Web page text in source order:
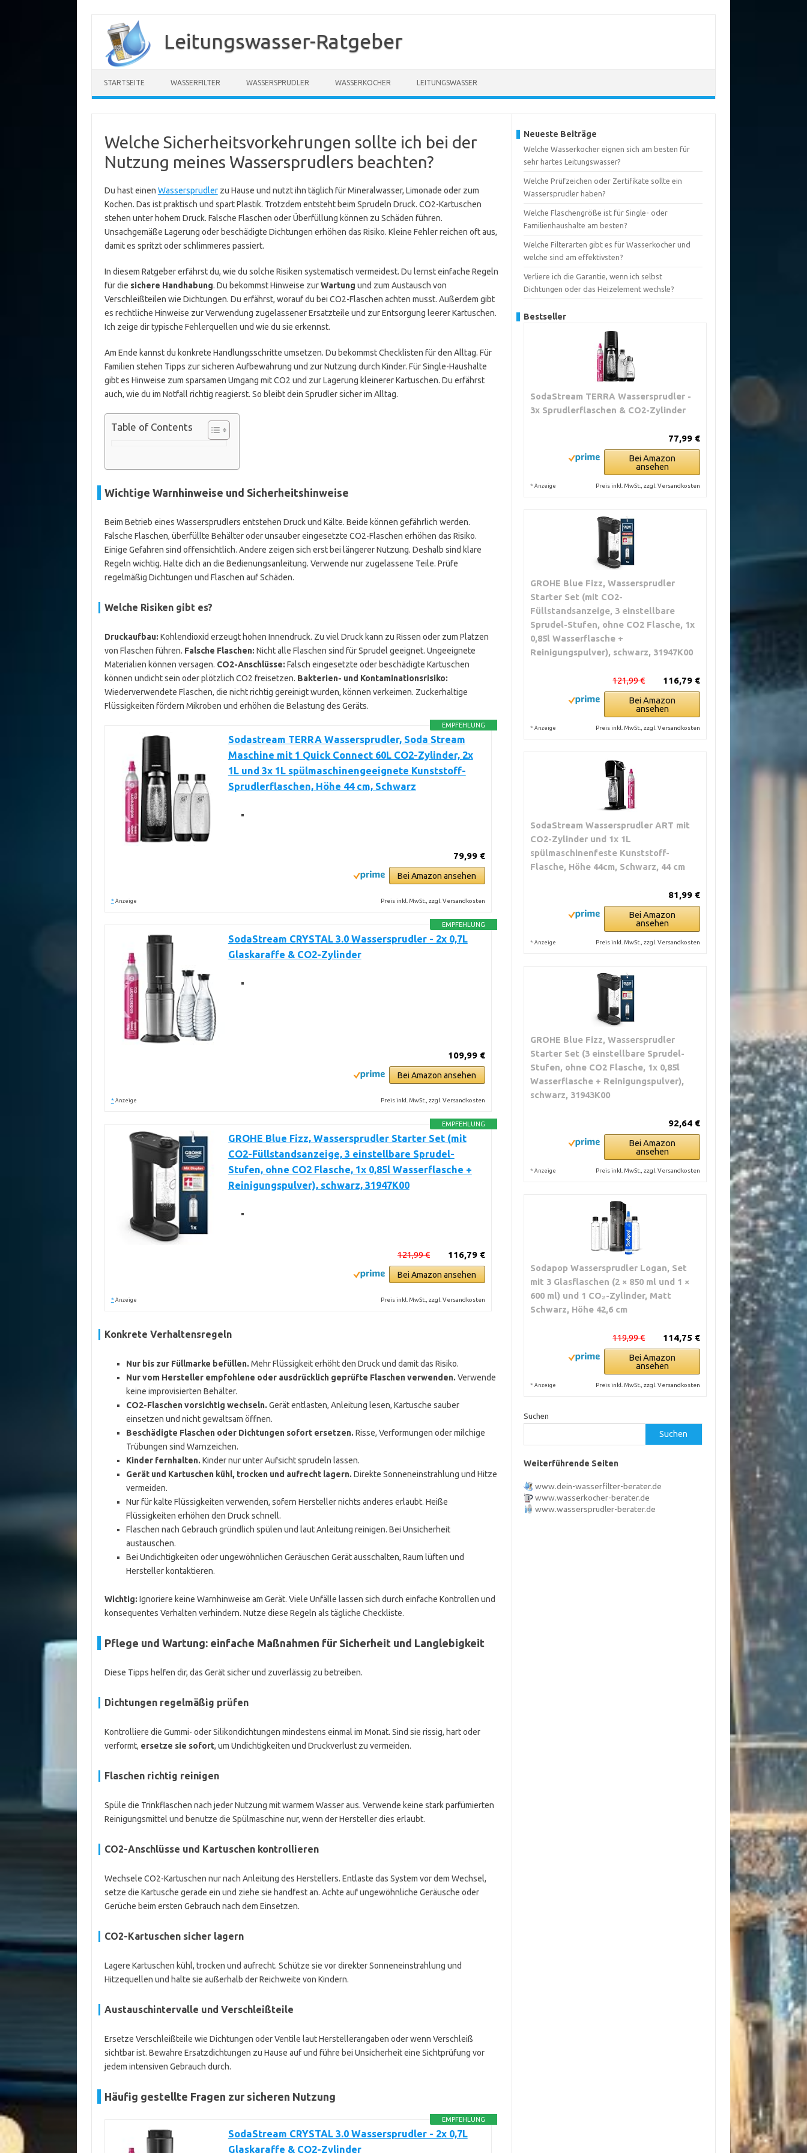
Inhalt
springen
Leitungswasser-Ratgeber
STARTSEITE WASSERFILTER WASSERSPRUDLER WASSERKOCHER LEITUNGSWASSER
Welche Sicherheitsvorkehrungen sollte ich bei der
Nutzung meines Wassersprudlers beachten?
Du hast einen Wassersprudlerzu Hause und nutzt ihn täglich für Mineralwasser, Limonade oder zum
Kochen. Das ist praktisch und spart Plastik. Trotzdem entsteht beim Sprudeln Druck. CO2-Kartuschen
stehen unter hohem Druck. Falsche Flaschen oder Überfüllung können zu Schäden führen.
Unsachgemäße Lagerung oder beschädigte Dichtungen erhöhen das Risiko. Kleine Fehler reichen oft aus,
damit es spritzt oder schlimmeres passiert.
In diesem Ratgeber erfährst du, wie du solche Risiken systematisch vermeidest. Du lernst einfache Regeln
für die sichere Handhabung. Du bekommst Hinweise zurWartung und zum Austausch von
Verschleißteilen wie Dichtungen. Du erfährst, worauf du bei CO2-Flaschen achten musst. Außerdem gibt
es rechtliche Hinweise zur Verwendung zugelassener Ersatzteile und zur Entsorgung leerer Kartuschen.
Ich zeige dir typische Fehlerquellen und wie du sie erkennst.
Am Ende kannst du konkrete Handlungsschritte umsetzen. Du bekommst Checklisten für den Alltag. Für
Familien stehen Tipps zur sicheren Aufbewahrung und zur Nutzung durch Kinder. Für Single-Haushalte
gibt es Hinweise zum sparsamen Umgang mit CO2 und zur Lagerung kleinerer Kartuschen. Du erfährst
auch, wie du im Notfall richtig reagierst. So bleibt dein Sprudler sicher im Alltag.
Table of Contents
Wichtige Warnhinweise und Sicherheitshinweise
Beim Betrieb eines Wassersprudlers entstehen Druck und Kälte. Beide können gefährlich werden.
Falsche Flaschen, überfüllte Behälter oder unsauber eingesetzte CO2-Flaschen erhöhen das Risiko.
Einige Gefahren sind offensichtlich. Andere zeigen sich erst bei längerer Nutzung. Deshalb sind klare
Regeln wichtig. Halte dich an die Bedienungsanleitung. Verwende nur zugelassene Teile. Prüfe
regelmäßig Dichtungen und Flaschen auf Schäden.
Welche Risiken gibt es?
Druckaufbau: Kohlendioxid erzeugt hohen Innendruck. Zu viel Druck kann zu Rissen oder zum Platzen
von Flaschen führen. Falsche Flaschen: Nicht alle Flaschen sind für Sprudel geeignet. Ungeeignete
Materialien können versagen. CO2-Anschlüsse: Falsch eingesetzte oder beschädigte Kartuschen
können undicht sein oder plötzlich CO2 freisetzen. Bakterien- und Kontaminationsrisiko:
Wiederverwendete Flaschen, die nicht richtig gereinigt wurden, können verkeimen. Zuckerhaltige
Flüssigkeiten fördern Mikroben und erhöhen die Belastung des Geräts.
EMPFEHLUNG
Sodastream TERRA Wassersprudler, Soda Stream
Maschine mit 1 Quick Connect 60L CO2-Zylinder, 2x
1L und 3x 1L spülmaschinengeeignete Kunststoff-
Sprudlerflaschen, Höhe 44 cm, Schwarz
79,99 €
Bei Amazon ansehen
* Anzeige Preis inkl. MwSt., zzgl. Versandkosten
EMPFEHLUNG
SodaStream CRYSTAL 3.0 Wassersprudler - 2x 0,7L
Glaskaraffe & CO2-Zylinder
109,99 €
Bei Amazon ansehen
* Anzeige Preis inkl. MwSt., zzgl. Versandkosten
EMPFEHLUNG
GROHE Blue Fizz, Wassersprudler Starter Set (mit
CO2-Füllstandsanzeige, 3 einstellbare Sprudel-
Stufen, ohne CO2 Flasche, 1x 0,85l Wasserflasche +
Reinigungspulver), schwarz, 31947K00
116,79 €
121,99 €
Bei Amazon ansehen
* Anzeige Preis inkl. MwSt., zzgl. Versandkosten
Konkrete Verhaltensregeln
Nur bis zur Füllmarke befüllen. Mehr Flüssigkeit erhöht den Druck und damit das Risiko.
Nur vom Hersteller empfohlene oder ausdrücklich geprüfte Flaschen verwenden. Verwende
keine improvisierten Behälter.
CO2-Flaschen vorsichtig wechseln. Gerät entlasten, Anleitung lesen, Kartusche sauber
einsetzen und nicht gewaltsam öffnen.
Beschädigte Flaschen oder Dichtungen sofort ersetzen. Risse, Verformungen oder milchige
Trübungen sind Warnzeichen.
Kinder fernhalten. Kinder nur unter Aufsicht sprudeln lassen.
Gerät und Kartuschen kühl, trocken und aufrecht lagern. Direkte Sonneneinstrahlung und Hitze
vermeiden.
Nur für kalte Flüssigkeiten verwenden, sofern Hersteller nichts anderes erlaubt. Heiße
Flüssigkeiten erhöhen den Druck schnell.
Flaschen nach Gebrauch gründlich spülen und laut Anleitung reinigen. Bei Unsicherheit
austauschen.
Bei Undichtigkeiten oder ungewöhnlichen Geräuschen Gerät ausschalten, Raum lüften und
Hersteller kontaktieren.
Wichtig: Ignoriere keine Warnhinweise am Gerät. Viele Unfälle lassen sich durch einfache Kontrollen und
konsequentes Verhalten verhindern. Nutze diese Regeln als tägliche Checkliste.
Pflege und Wartung: einfache Maßnahmen für Sicherheit und Langlebigkeit
Diese Tipps helfen dir, das Gerät sicher und zuverlässig zu betreiben.
Dichtungen regelmäßig prüfen
Kontrolliere die Gummi- oder Silikondichtungen mindestens einmal im Monat. Sind sie rissig, hart oder
verformt, ersetze sie sofort, um Undichtigkeiten und Druckverlust zu vermeiden.
Flaschen richtig reinigen
Spüle die Trinkflaschen nach jeder Nutzung mit warmem Wasser aus. Verwende keine stark parfümierten
Reinigungsmittel und benutze die Spülmaschine nur, wenn der Hersteller dies erlaubt.
CO2-Anschlüsse und Kartuschen kontrollieren
Wechsele CO2-Kartuschen nur nach Anleitung des Herstellers. Entlaste das System vor dem Wechsel,
setze die Kartusche gerade ein und ziehe sie handfest an. Achte auf ungewöhnliche Geräusche oder
Gerüche beim ersten Gebrauch nach dem Einsetzen.
CO2-Kartuschen sicher lagern
Lagere Kartuschen kühl, trocken und aufrecht. Schütze sie vor direkter Sonneneinstrahlung und
Hitzequellen und halte sie außerhalb der Reichweite von Kindern.
Austauschintervalle und Verschleißteile
Ersetze Verschleißteile wie Dichtungen oder Ventile laut Herstellerangaben oder wenn Verschleiß
sichtbar ist. Bewahre Ersatzdichtungen zu Hause auf und führe bei Unsicherheit eine Sichtprüfung vor
jedem intensiven Gebrauch durch.
Häufig gestellte Fragen zur sicheren Nutzung
EMPFEHLUNG
SodaStream CRYSTAL 3.0 Wassersprudler - 2x 0,7L
Glaskaraffe & CO2-Zylinder
Neueste Beiträge
Welche Wasserkocher eignen sich am besten für
sehr hartes Leitungswasser?
Welche Prüfzeichen oder Zertifikate sollte ein
Wassersprudler haben?
Welche Flaschengröße ist für Single- oder
Familienhaushalte am besten?
Welche Filterarten gibt es für Wasserkocher und
welche sind am effektivsten?
Verliere ich die Garantie, wenn ich selbst
Dichtungen oder das Heizelement wechsle?
Bestseller
SodaStream TERRA Wassersprudler -
3x Sprudlerflaschen & CO2-Zylinder
77,99 €
Bei Amazon
ansehen
* Anzeige Preis inkl. MwSt., zzgl. Versandkosten
GROHE Blue Fizz, Wassersprudler
Starter Set (mit CO2-
Füllstandsanzeige, 3 einstellbare
Sprudel-Stufen, ohne CO2 Flasche, 1x
0,85l Wasserflasche +
Reinigungspulver), schwarz, 31947K00
116,79 €
121,99 €
Bei Amazon
ansehen
* Anzeige Preis inkl. MwSt., zzgl. Versandkosten
SodaStream Wassersprudler ART mit
CO2-Zylinder und 1x 1L
spülmaschinenfeste Kunststoff-
Flasche, Höhe 44cm, Schwarz, 44 cm
81,99 €
Bei Amazon
ansehen
* Anzeige Preis inkl. MwSt., zzgl. Versandkosten
GROHE Blue Fizz, Wassersprudler
Starter Set (3 einstellbare Sprudel-
Stufen, ohne CO2 Flasche, 1x 0,85l
Wasserflasche + Reinigungspulver),
schwarz, 31943K00
92,64 €
Bei Amazon
ansehen
* Anzeige Preis inkl. MwSt., zzgl. Versandkosten
Sodapop Wassersprudler Logan, Set
mit 3 Glasflaschen (2 × 850 ml und 1 ×
600 ml) und 1 CO₂-Zylinder, Matt
Schwarz, Höhe 42,6 cm
114,75 €
119,99 €
Bei Amazon
ansehen
* Anzeige Preis inkl. MwSt., zzgl. Versandkosten
Suchen
Suchen
Weiterführende Seiten
www.dein-wasserfilter-berater.de
www.wasserkocher-berater.de
www.wassersprudler-berater.de